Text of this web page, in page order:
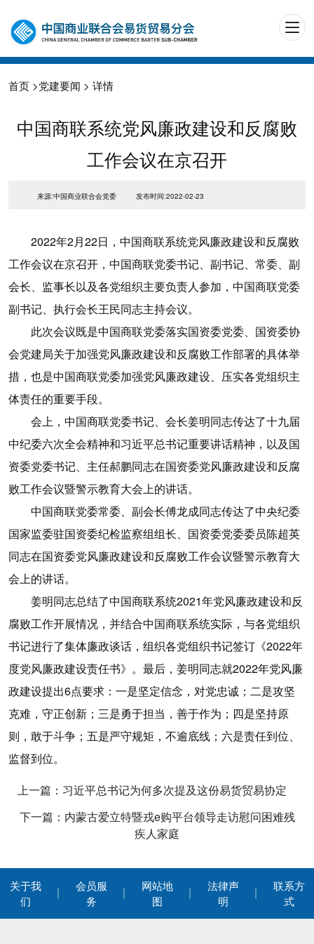
首页 >党建要闻 > 详情
中国商联系统党风廉政建设和反腐败
工作会议在京召开
来源:中国商业联合会党委 发布时间:2022-02-23
2022年2月22日，中国商联系统党风廉政建设和反腐败
工作会议在京召开，中国商联党委书记、副书记、常委、副
会长、监事长以及各党组织主要负责人参加，中国商联党委
副书记、执行会长王民同志主持会议。
此次会议既是中国商联党委落实国资委党委、国资委协
会党建局关于加强党风廉政建设和反腐败工作部署的具体举
措，也是中国商联党委加强党风廉政建设、压实各党组织主
体责任的重要手段。
会上，中国商联党委书记、会长姜明同志传达了十九届
中纪委六次全会精神和习近平总书记重要讲话精神，以及国
资委党委书记、主任郝鹏同志在国资委党风廉政建设和反腐
败工作会议暨警示教育大会上的讲话。
中国商联党委常委、副会长傅龙成同志传达了中央纪委
国家监委驻国资委纪检监察组组长、国资委党委委员陈超英
同志在国资委党风廉政建设和反腐败工作会议暨警示教育大
会上的讲话。
姜明同志总结了中国商联系统2021年党风廉政建设和反
腐败工作开展情况，并结合中国商联系统实际，与各党组织
书记进行了集体廉政谈话，组织各党组织书记签订《2022年
度党风廉政建设责任书》。最后，姜明同志就2022年党风廉
政建设提出6点要求：一是坚定信念，对党忠诚；二是攻坚
克难，守正创新；三是勇于担当，善于作为；四是坚持原
则，敢于斗争；五是严守规矩，不逾底线；六是责任到位、
监督到位。
上一篇：习近平总书记为何多次提及这份易货贸易协定
下一篇：内蒙古爱立特暨戎e购平台领导走访慰问困难残
疾人家庭
关于我
们
会员服
务
网站地
图
法律声
明
联系方
式